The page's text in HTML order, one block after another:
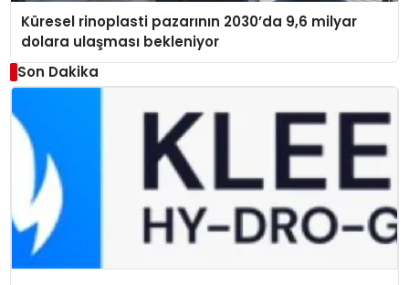
Küresel rinoplasti pazarının 2030’da 9,6 milyar
dolara ulaşması bekleniyor
Son Dakika